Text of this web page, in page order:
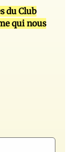
du Club
qui nous